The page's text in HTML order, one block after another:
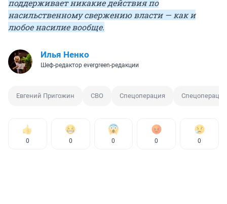
поддерживает никакие действия по
насильственному свержению власти — как и
любое насилие вообще.
Илья Ненко
Шеф-редактор evergreen-редакции
Евгений Пригожин СВО Спецоперация
0 0 0 0 0